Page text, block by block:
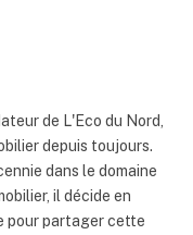
de L'Eco du Nord,
depuis toujours.
dans le domaine
il décide en
pour partager cette